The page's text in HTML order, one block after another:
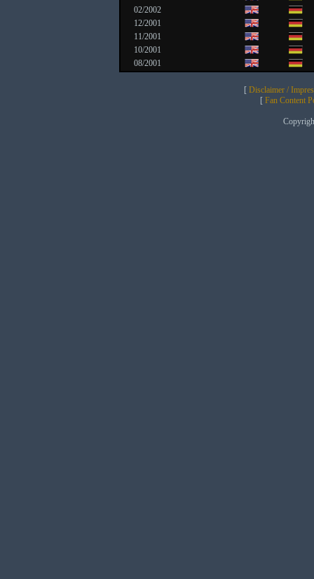
02/2002
12/2001
11/2001
10/2001
08/2001
[ Disclaimer /
[ Fan Content